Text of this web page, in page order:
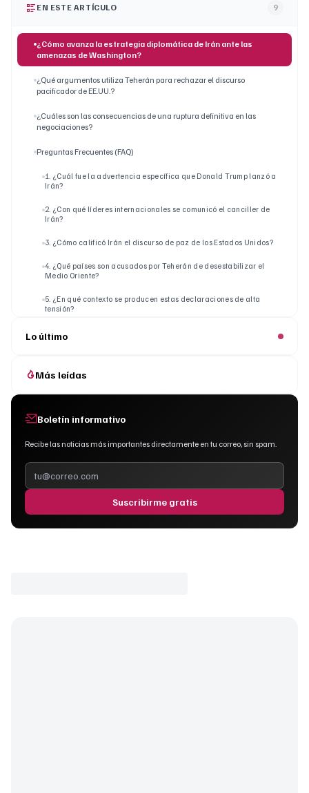
EN ESTE ARTÍCULO 9
¿Cómo avanza la estrategia diplomática de Irán ante las
amenazas de Washington?
¿Qué argumentos utiliza Teherán para rechazar el discurso
pacificador de EE.UU.?
¿Cuáles son las consecuencias de una ruptura definitiva en las
negociaciones?
Preguntas Frecuentes (FAQ)
1. ¿Cuál fue la advertencia específica que Donald Trump lanzó a
Irán?
2. ¿Con qué líderes internacionales se comunicó el canciller de
Irán?
3. ¿Cómo calificó Irán el discurso de paz de los Estados Unidos?
4. ¿Qué países son acusados por Teherán de desestabilizar el
Medio Oriente?
5. ¿En qué contexto se producen estas declaraciones de alta
tensión?
Lo último
Más leídas
Boletín informativo
Recibe las noticias más importantes directamente en tu correo, sin spam.
Suscribirme gratis